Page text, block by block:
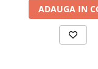
Saboti medicali
ADAUGA IN